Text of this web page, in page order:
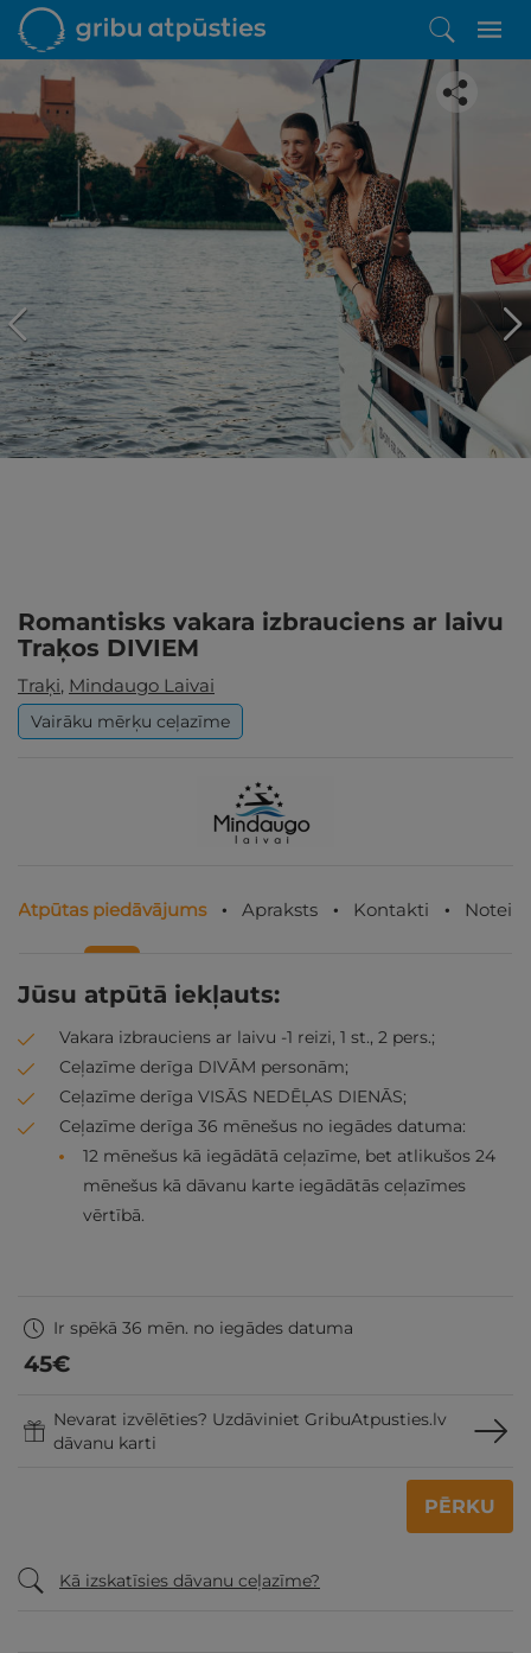
Iepatikās šis piedāvājums?
Līdz brīnišķīgai atpūtai atlikuši tikai daži soļi
PĒRKU
Romantisks vakara izbrauciens ar laivu
Traķos DIVIEM
Traķi, Mindaugo Laivai
Vairāku mērķu ceļazīme
Atpūtas piedāvājums Apraksts Kontakti
Jūsu atpūtā iekļauts:
Vakara izbrauciens ar laivu -1 reizi, 1 st., 2 pers.;
Ceļazīme derīga DIVĀM personām;
Ceļazīme derīga VISĀS NEDĒĻAS DIENĀS;
Ceļazīme derīga 36 mēnešus no iegādes datuma:
12 mēnešus kā iegādātā ceļazīme, bet atlikušos 24
mēnešus kā dāvanu karte iegādātās ceļazīmes
vērtībā.
Ir spēkā 36 mēn. no iegādes datuma
45€
Nevarat izvēlēties? Uzdāviniet GribuAtpusties.lv
dāvanu karti
PĒRKU
Kā izskatīsies dāvanu ceļazīme?